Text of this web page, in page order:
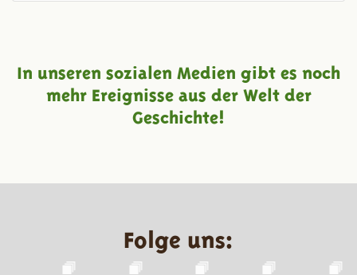
In unseren sozialen Medien gibt es noch
mehr Ereignisse aus der Welt der
Geschichte!
Folge uns: